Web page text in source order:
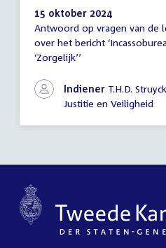
Antwoord
schriftelijke
vragen
15 oktober 2024
Antwoord op vragen van de
over het bericht
‘Zorgelijk’’
Indiener T.H.D.
Justitie en Veiligheid